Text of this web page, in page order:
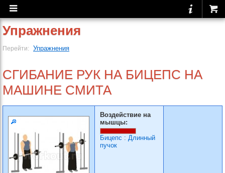
Упражнения
Перейти: Упражнения
СГИБАНИЕ РУК НА БИЦЕПС НА
МАШИНЕ СМИТА
Воздействие на
мышцы:
Бицепс : Длинный
пучок